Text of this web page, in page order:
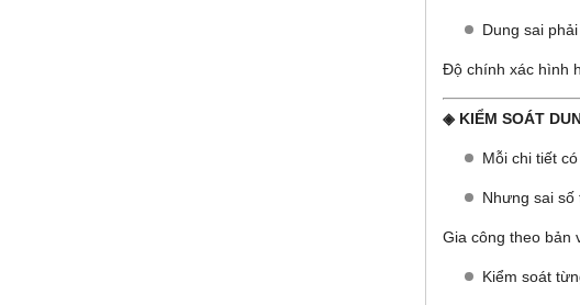
Dung sai
Độ chính xác hình
◈ KIỂM SOÁT
Mỗi chi tiết
Nhưng sai số
Gia công theo bản
Kiểm soát